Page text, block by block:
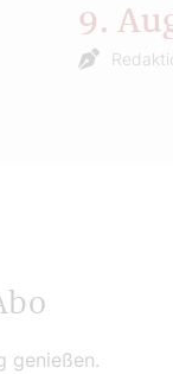
9.
genießen.